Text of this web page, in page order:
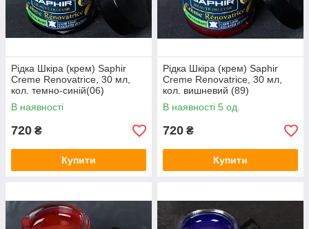
Рідка Шкіра (крем) Saphir
Creme Renovatrice, 30 мл,
кол. темно-синій(06)
В наявності
720 ₴
Купити
Рідка Шкіра (крем) Saphir
Creme Renovatrice, 30 мл,
кол. вишневий (89)
В наявності 5 од.
720 ₴
Купити